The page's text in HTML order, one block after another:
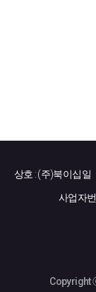
상호 : (주)북이십일
사업자
Copyright